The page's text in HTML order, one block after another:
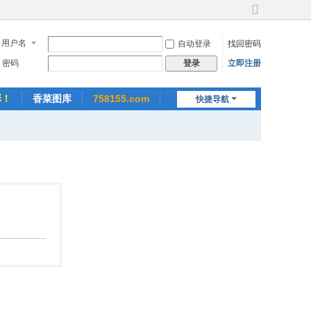
切
到
宽
用户名 自动登录
找回密码
密码
登录 立即注册
快捷导航
香菜图库 758155.com